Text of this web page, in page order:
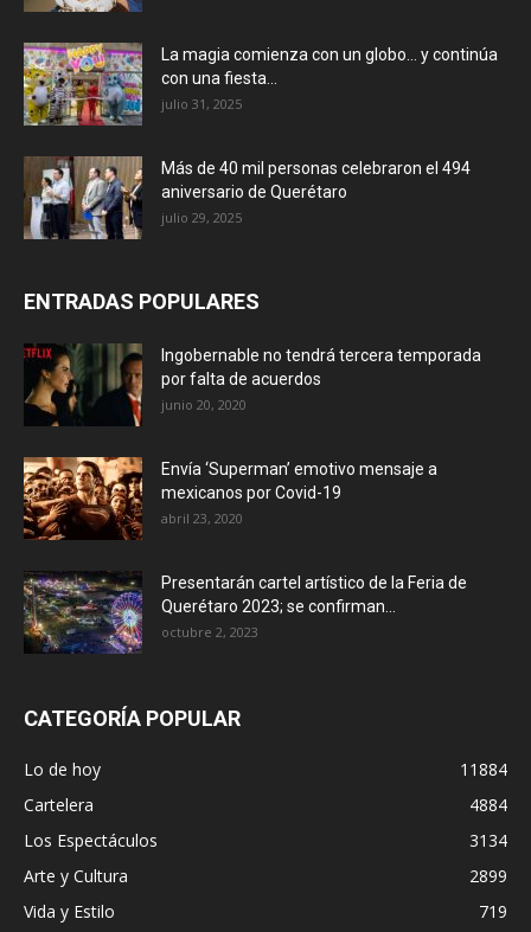
La magia comienza con un globo… y continúa
con una fiesta...
julio 31, 2025
Más de 40 mil personas celebraron el 494
aniversario de Querétaro
julio 29, 2025
ENTRADAS POPULARES
Ingobernable no tendrá tercera temporada
por falta de acuerdos
junio 20, 2020
Envía ‘Superman’ emotivo mensaje a
mexicanos por Covid-19
abril 23, 2020
Presentarán cartel artístico de la Feria de
Querétaro 2023; se confirman...
octubre 2, 2023
CATEGORÍA POPULAR
Lo de hoy
11884
Cartelera
4884
Los Espectáculos
3134
Arte y Cultura
2899
Vida y Estilo
719